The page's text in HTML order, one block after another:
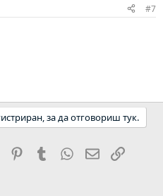
#7
за да отговориш тук.
PinterestTumblr WhatsApp
EmailLink